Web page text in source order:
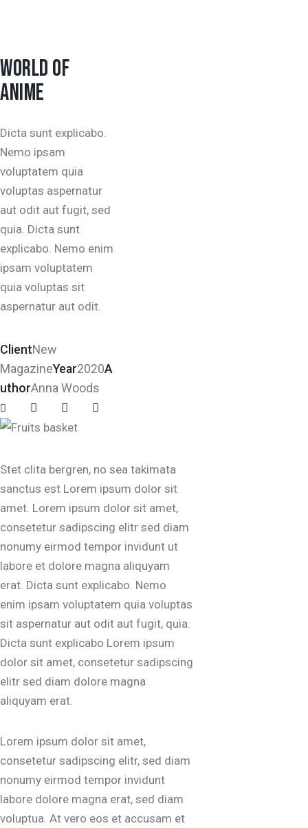
WORLD OF
ANIME
Dicta sunt explicabo.
Nemo ipsam
voluptatem quia
voluptas aspernatur
aut odit aut fugit, sed
quia. Dicta sunt
explicabo. Nemo enim
ipsam voluptatem
quia voluptas sit
aspernatur aut odit.
ClientNew
MagazineYear2020A
uthorAnna Woods
Stet clita bergren, no sea takimata
sanctus est Lorem ipsum dolor sit
amet. Lorem ipsum dolor sit amet,
consetetur sadipscing elitr sed diam
nonumy eirmod tempor invidunt ut
labore et dolore magna aliquyam
erat. Dicta sunt explicabo. Nemo
enim ipsam voluptatem quia voluptas
sit aspernatur aut odit aut fugit, quia.
Dicta sunt explicabo Lorem ipsum
dolor sit amet, consetetur sadipscing
elitr sed diam dolore magna
aliquyam erat.
Lorem ipsum dolor sit amet,
consetetur sadipscing elitr, sed diam
nonumy eirmod tempor invidunt
labore dolore magna erat, sed diam
voluptua. At vero eos et accusam et